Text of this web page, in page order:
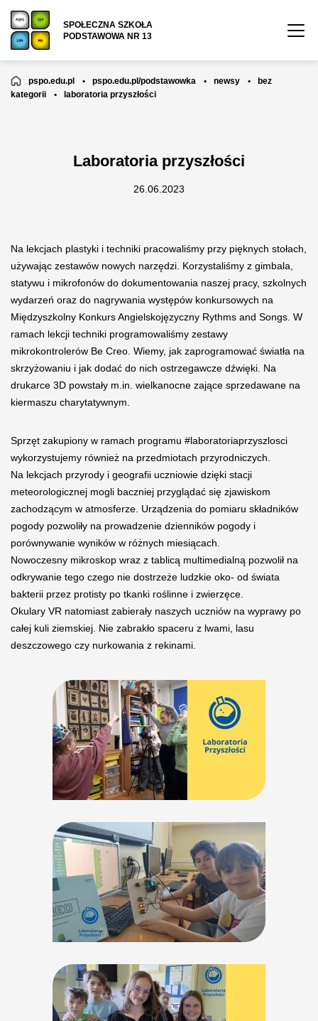
SPOŁECZNA SZKOŁA
PODSTAWOWA NR 13
pspo.edu.pl • pspo.edu.pl/podstawowka • newsy •
bez
kategorii
• laboratoria przyszłości
Laboratoria przyszłości
26.06.2023
Na lekcjach plastyki i techniki pracowaliśmy przy pięknych stołach,
używając zestawów nowych narzędzi. Korzystaliśmy z gimbala,
statywu i mikrofonów do dokumentowania naszej pracy, szkolnych
wydarzeń oraz do nagrywania występów konkursowych na
Międzyszkolny Konkurs Angielskojęzyczny Rythms and Songs. W
ramach lekcji techniki programowaliśmy zestawy
mikrokontrolerów Be Creo. Wiemy, jak zaprogramować światła na
skrzyżowaniu i jak dodać do nich ostrzegawcze dźwięki. Na
drukarce 3D powstały m.in. wielkanocne zające sprzedawane na
kiermaszu charytatywnym.
Sprzęt zakupiony w ramach programu #laboratoriaprzyszlosci
wykorzystujemy również na przedmiotach przyrodniczych.
Na lekcjach przyrody i geografii uczniowie dzięki stacji
meteorologicznej mogli baczniej przyglądać się zjawiskom
zachodzącym w atmosferze. Urządzenia do pomiaru składników
pogody pozwoliły na prowadzenie dzienników pogody i
porównywanie wyników w różnych miesiącach.
Nowoczesny mikroskop wraz z tablicą multimedialną pozwolił na
odkrywanie tego czego nie dostrzeże ludzkie oko- od świata
bakterii przez protisty po tkanki roślinne i zwierzęce.
Okulary VR natomiast zabierały naszych uczniów na wyprawy po
całej kuli ziemskiej. Nie zabrakło spaceru z lwami, lasu
deszczowego czy nurkowania z rekinami.